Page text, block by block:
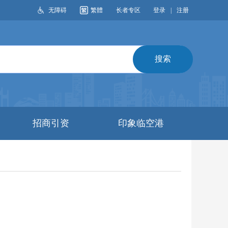
无障碍 繁體 长者专区 登录 注册
搜索
招商引资 印象临空港